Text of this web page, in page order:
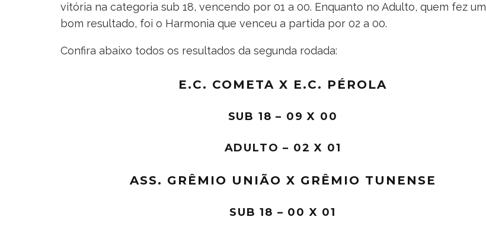
vitória na categoria sub 18, vencendo por 01 a 00. Enquanto no Adulto, quem fez um
bom resultado, foi o Harmonia que venceu a partida por 02 a 00.
Confira abaixo todos os resultados da segunda rodada:
E.C. COMETA X E.C. PÉROLA
SUB 18 – 09 X 00
ADULTO – 02 X 01
ASS. GRÊMIO UNIÃO X GRÊMIO TUNENSE
SUB 18 – 00 X 01